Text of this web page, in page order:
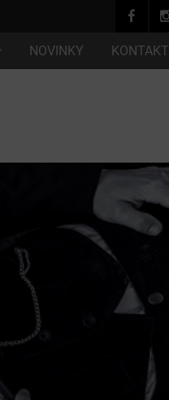
NOVINKY KONTAKT